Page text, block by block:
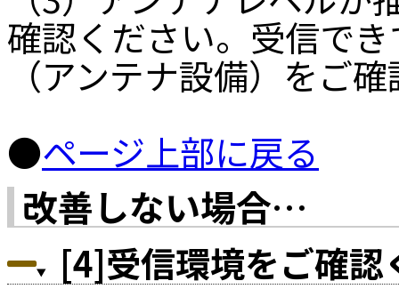
確認ください。受信で
（アンテナ設備）をご
●ページ上部に戻る
改善しない場合…
[4]受信環境をご確認